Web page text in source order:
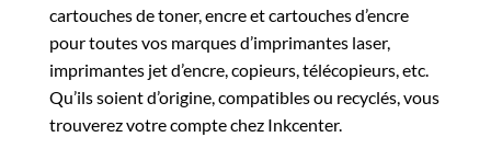
cartouches de toner, encre et cartouches d’encre
pour toutes vos marques d’imprimantes laser,
imprimantes jet d’encre, copieurs, télécopieurs, etc.
Qu’ils soient d’origine, compatibles ou recyclés, vous
trouverez votre compte chez Inkcenter.